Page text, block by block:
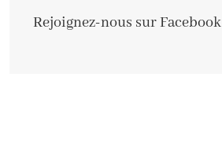
Rejoignez-nous sur Facebook